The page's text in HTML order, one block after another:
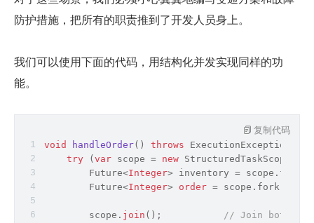
防护措施，把所有的职责推到了开发人员身上。
我们可以使用下面的代码，用结构化并发实现同样的功
能。
void handleOrder() throws ExecutionException,
try ( var scope = new
        Future
<Integer> inventory =
        Future
<Integer> order = scope.fork(()
        scope.
join ();
// Join both
复制代码